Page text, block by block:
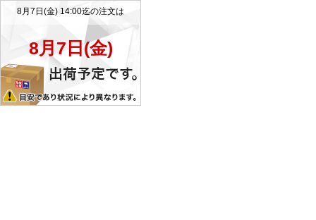
8月7日(金) 14:00迄の注文は
8月7日(金)